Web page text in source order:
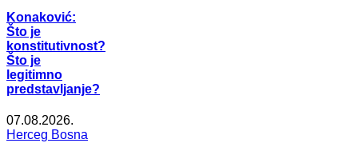
Konaković:
Što je
konstitutivnost?
Što je
legitimno
predstavljanje?
07.08.2026.
Herceg Bosna